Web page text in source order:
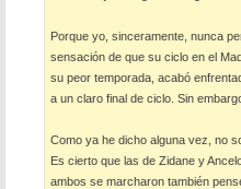
Porque yo, sinceramente, nunca
sensación de que su ciclo en el
su peor temporada, acabó
a un claro final de ciclo. Sin
Como ya he dicho alguna vez, no
Es cierto que las de Zidane y
ambos se marcharon también